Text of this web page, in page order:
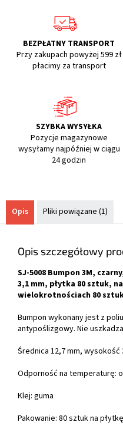
BEZPŁATNY TRANSPORT
Przy zakupach powyżej 599 zł
płacimy za transport
SZYBKA WYSYŁKA
Pozycje magazynowe
wysyłamy najpóźniej w ciągu
24 godzin
Opis Pliki powiązane (1)
Opis szczegółowy
SJ-5008 Bumpon 3M,
3,1 mm, płytka 80 sztuk,
wielokrotnościach 80
Bumpon wykonany jest z
antypoślizgowy. Nie
Średnica 12,7 mm, wysokość
Odporność na temperaturę:
Klej: guma
Pakowanie: 80 sztuk na płytkę